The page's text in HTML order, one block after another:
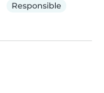
Responsible